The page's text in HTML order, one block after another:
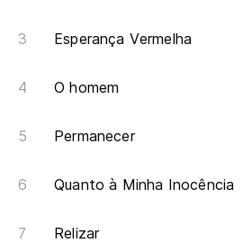
Esperança Vermelha
O homem
Permanecer
Quanto à Minha Inocência
Relizar